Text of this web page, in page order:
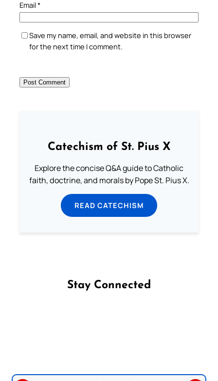
Email*
Save my name, email, and website in this browser
for the next time I comment.
Catechism of St. Pius X
Explore the concise Q&A guide to Catholic
faith, doctrine, and morals by Pope St. Pius X.
READ CATECHISM
Stay Connected